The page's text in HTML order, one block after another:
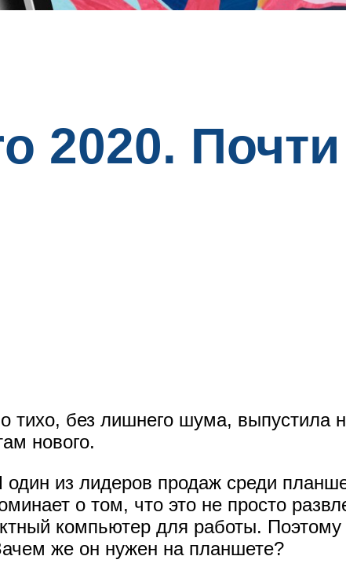
2020. Почти
тихо, без лишнего шума, выпустила
нового.
один из лидеров продаж среди
о том, что это не просто
компьютер для работы.
же он нужен на планшете?